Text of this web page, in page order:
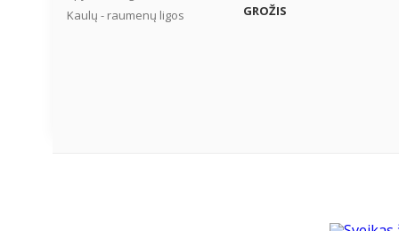
Kaulų - raumenų ligos
GROŽIS